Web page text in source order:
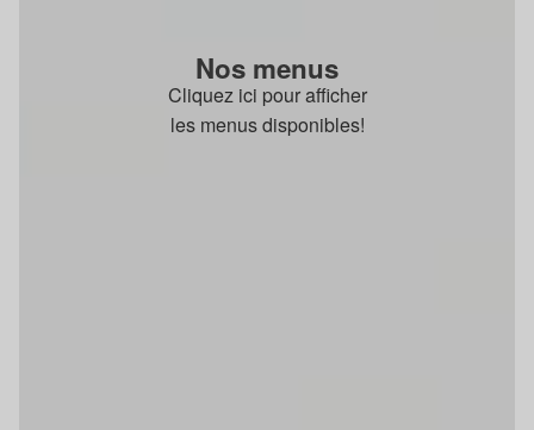
Nos menus
Cliquez ici pour afficher
les menus disponibles!